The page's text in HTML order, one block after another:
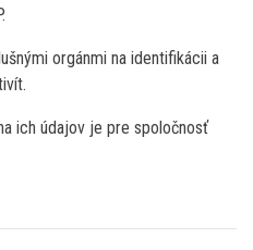
orgánmi na identifikácii a
ich údajov je pre spoločnosť